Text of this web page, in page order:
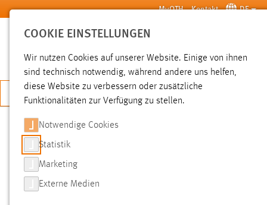
Zum Hauptinhalt springen MyOTH Kontakt DE
SUCHE
JETZT BEWERBEN
SUCHE
FILTER
COOKIE EINSTELLUNGEN
Wir nutzen Cookies auf unserer Website. Einige von ihnen
sind technisch notwendig, während andere uns helfen,
diese Website zu verbessern oder zusätzliche
Funktionalitäten zur Verfügung zu stellen.
Notwendige Cookies
Statistik
Marketing
Externe Medien